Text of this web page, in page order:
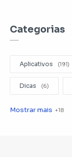
Categorias
Aplicativos
Dicas
Editar Videos